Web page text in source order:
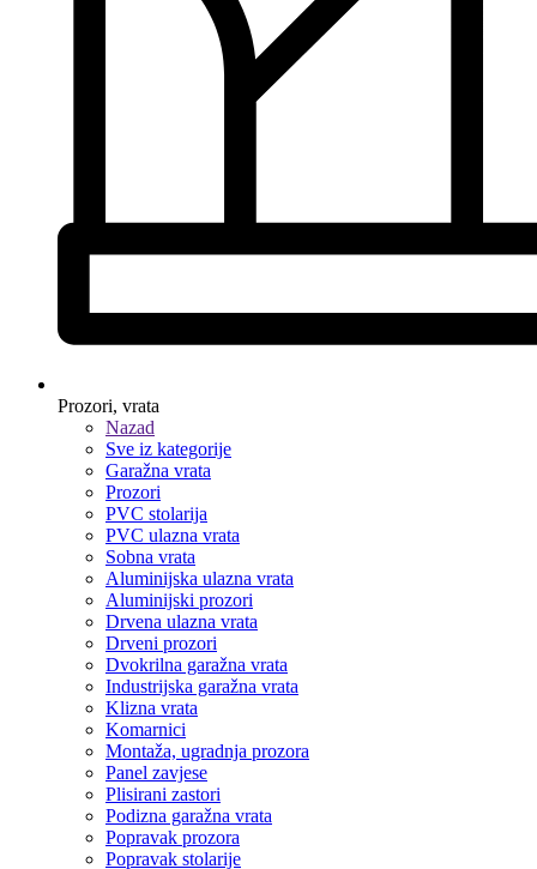
Prozori, vrata
Nazad
Sve iz kategorije
Garažna vrata
Prozori
PVC stolarija
PVC ulazna vrata
Sobna vrata
Aluminijska ulazna vrata
Aluminijski prozori
Drvena ulazna vrata
Drveni prozori
Dvokrilna garažna vrata
Industrijska garažna vrata
Klizna vrata
Komarnici
Montaža, ugradnja prozora
Panel zavjese
Plisirani zastori
Podizna garažna vrata
Popravak prozora
Popravak stolarije